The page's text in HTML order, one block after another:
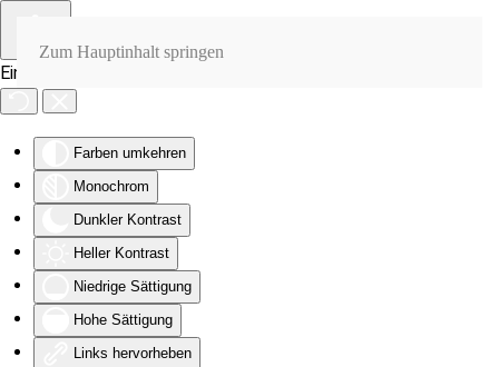
Eingabehilfen öffnen
Farben umkehren
Monochrom
Dunkler Kontrast
Heller Kontrast
Niedrige Sättigung
Hohe Sättigung
Links hervorheben
Zum Hauptinhalt springen